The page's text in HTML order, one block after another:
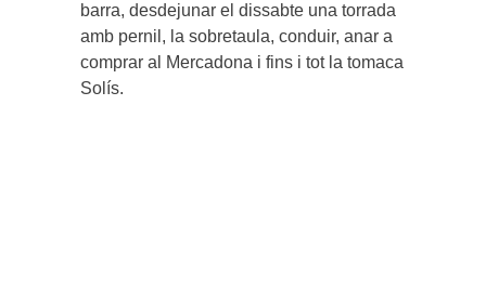
barra, desdejunar el dissabte una torrada
amb pernil, la sobretaula, conduir, anar a
comprar al Mercadona i fins i tot la tomaca
Solís.